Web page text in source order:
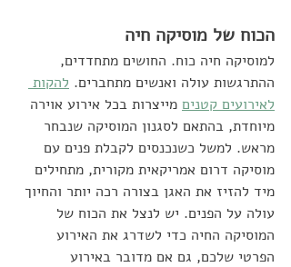
הכוח של מוסיקה חיה
למוסיקה חיה כוח. החושים מתחדדים,
ההתרגשות עולה ואנשים מתחברים. להקות
לאירועים קטנים מייצרות בכל אירוע אוירה
מיוחדת, בהתאם לסגנון המוסיקה שנבחר
מראש. למשל כשנכנסים לקבלת פנים עם
מוסיקה דרום אמריקאית מקורית, מתחילים
מיד להזיז את האגן בצורה רכה יותר והחיוך
עולה על הפנים. יש לנצל את הכוח של
המוסיקה החיה כדי לשדרג את האירוע
הפרטי שלכם, גם אם מדובר באירוע